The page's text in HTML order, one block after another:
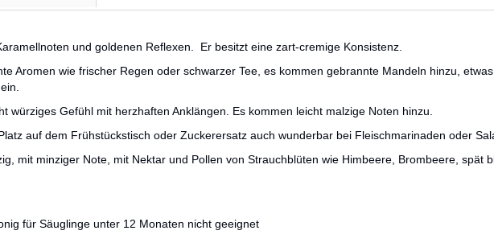
und goldenen Reflexen.
Er besitzt eine zart-cremige Konsistenz.
Aromen wie frischer Regen oder schwarzer Tee, es kommen gebrannte Mandeln hinzu,
würziges Gefühl mit herzhaften Anklängen. Es kommen leicht malzige Noten hinzu.
auf dem Frühstückstisch oder Zuckerersatz auch wunderbar bei Fleischmarinaden oder
mit minziger Note, mit Nektar und Pollen von Strauchblüten wie Himbeere, Brombeere, spät
für Säuglinge unter 12 Monaten nicht geeignet